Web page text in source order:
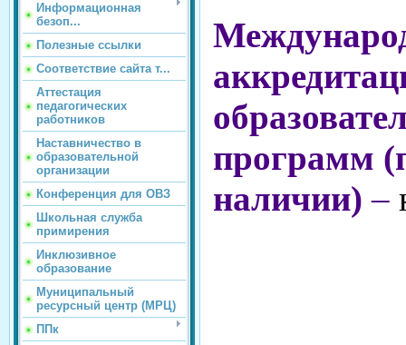
Информационная
безоп...
Полезные ссылки
Соответствие сайта т...
Аттестация
педагогических
работников
Наставничество в
образовательной
организации
Конференция для ОВЗ
Школьная служба
примирения
Инклюзивное
образование
Муниципальный
ресурсный центр (МРЦ)
ППк
программ
наличии) –